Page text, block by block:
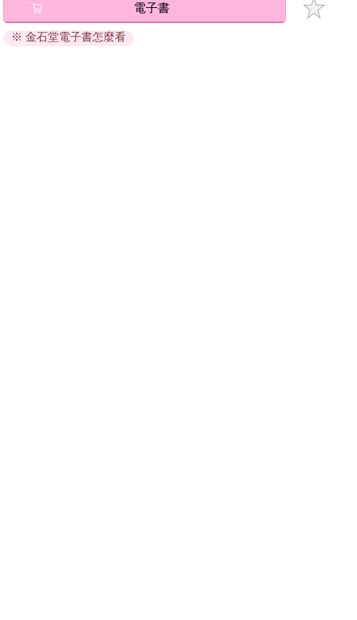
退換貨須知：
因版權保護，您在金石堂所購買的電子書僅能以金石堂專屬
電子書
※ 金石堂電子書怎麼看